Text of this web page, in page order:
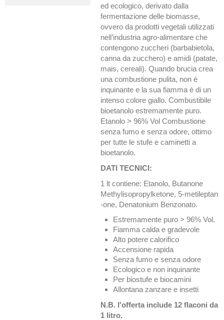
ed ecologico, derivato dalla
fermentazione delle biomasse,
ovvero da prodotti vegetali utilizzati
nell’industria agro-alimentare che
contengono zuccheri (barbabietola,
canna da zucchero) e amidi (patate,
mais, cereali). Quando brucia crea
una combustione pulita, non è
inquinante e la sua fiamma è di un
intenso colore giallo. Combustibile
bioetanolo estremamente puro.
Etanolo > 96% Vol Combustione
senza fumo e senza odore, ottimo
per tutte le stufe e caminetti a
bioetanolo.
DATI TECNICI:
1 lt contiene: Etanolo, Butanone
Methylisopropylketone, 5-metileptan
-one, Denatonium Benzonato.
Estremamente puro > 96% Vol.
Fiamma calda e gradevole
Alto potere calorifico
Accensione rapida
Senza fumo e senza odore
Ecologico e non inquinante
Per biostufe e biocamini
Allontana zanzare e insetti
N.B. l'offerta include 12 flaconi da
1 litro.